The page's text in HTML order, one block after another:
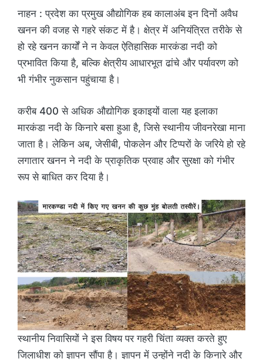
नाहन : प्रदेश का प्रमुख औद्योगिक हब कालाअंब इन दिनों अवैध
खनन की वजह से गहरे संकट में है। क्षेत्र में अनियंत्रित तरीके से
हो रहे खनन कार्यों ने न केवल ऐतिहासिक मारकंडा नदी को
प्रभावित किया है, बल्कि क्षेत्रीय आधारभूत ढांचे और पर्यावरण को
भी गंभीर नुकसान पहुंचाया है।
करीब 400 से अधिक औद्योगिक इकाइयों वाला यह इलाका
मारकंडा नदी के किनारे बसा हुआ है, जिसे स्थानीय जीवनरेखा माना
जाता है। लेकिन अब, जेसीबी, पोकलेन और टिप्परों के जरिये हो रहे
लगातार खनन ने नदी के प्राकृतिक प्रवाह और सुरक्षा को गंभीर
रूप से बाधित कर दिया है।
स्थानीय निवासियों ने इस विषय पर गहरी चिंता व्यक्त करते हुए
जिलाधीश को ज्ञापन सौंपा है। ज्ञापन में उन्होंने नदी के किनारे और